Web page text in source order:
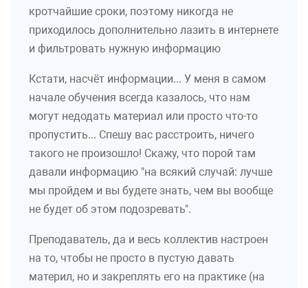
кротчайшие сроки, поэтому никогда не
приходилось дополнительно лазить в интернете
и фильтровать нужную информацию
Кстати, насчёт информации... У меня в самом
начале обучения всегда казалось, что нам
могут недодать материал или просто что-то
пропустить... Спешу вас расстроить, ничего
такого не произошло! Скажу, что порой там
давали информацию "на всякий случай: лучше
мы пройдем и вы будете знать, чем вы вообще
не будет об этом подозревать".
Преподаватель, да и весь коллектив настроен
на то, чтобы не просто в пустую давать
материл, но и закреплять его на практике (на